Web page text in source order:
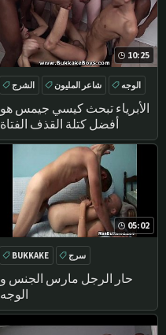
10:25
الأبرياء تبحث كيسي جيمس هو
أفضل كتلة القذف الفتاة
الشرج شاعر المليون
الوجه
05:02
حار الرجل مارس الجنس و
الوجه
BUKKAKE سرج